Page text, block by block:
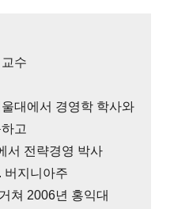
수
대에서 경영학 학사와
고
서 전략경영 박사
버지니아주
쳐 2006년 홍익대